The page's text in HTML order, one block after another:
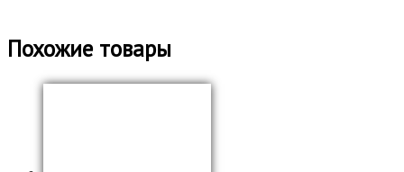
Похожие товары